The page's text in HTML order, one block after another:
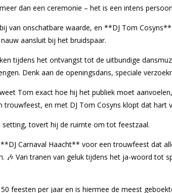
dan een ceremonie – het is een intens
van onschatbare waarde, en **DJ Tom
aansluit bij het bruidspaar.
tijdens het ontvangst tot de uitbundige
Denk aan de openingsdans, speciale
Tom exact hoe hij het publiek moet
trouwfeest, en met DJ Tom Cosyns klopt dat hart
setting, tovert hij de ruimte om tot feestzaal.
Carnaval Haacht** voor een trouwfeest dat
🎶 Van tranen van geluk tijdens het ja-woord tot
feesten per jaar en is hiermee de meest